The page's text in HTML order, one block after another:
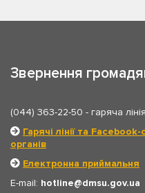
Звернення
(044) 363-22-50 - гаряча
Гарячі лінії та
органів
Електронна приймальня
E-mail: hotline
dmsu.gov.ua